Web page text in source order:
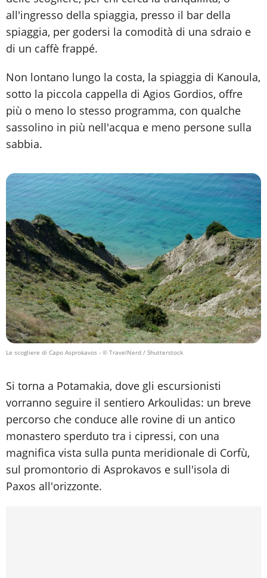
all'ingresso della spiaggia, presso il bar della
spiaggia, per godersi la comodità di una sdraio e
di un caffè frappé.
Non lontano lungo la costa, la spiaggia di Kanoula,
sotto la piccola cappella di Agios Gordios, offre
più o meno lo stesso programma, con qualche
sassolino in più nell'acqua e meno persone sulla
sabbia.
Le scogliere di Capo Asprokavos - © TravelNerd / Shutterstock
Si torna a Potamakia, dove gli escursionisti
vorranno seguire il sentiero Arkoulidas: un breve
percorso che conduce alle rovine di un antico
monastero sperduto tra i cipressi, con una
magnifica vista sulla punta meridionale di Corfù,
sul promontorio di Asprokavos e sull'isola di
Paxos all'orizzonte.